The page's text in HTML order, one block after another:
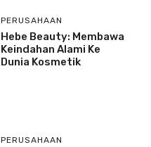
PERUSAHAAN
Hebe Beauty: Membawa
Keindahan Alami Ke
Dunia Kosmetik
PERUSAHAAN